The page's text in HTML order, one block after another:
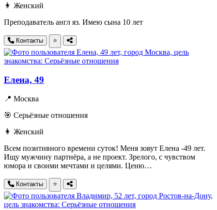
👩 Женский
Преподаватель англ яз. Имею сына 10 лет
Контакты ⭐
Елена, 49
📍 Москва
🎯 Серьёзные отношения
👩 Женский
Всем позитивного времени суток! Меня зовут Елена -49 лет.
Ищу мужчину партнёра, а не проект. Зрелого, с чувством
юмора и своими мечтами и целями. Ценю…
Контакты ⭐